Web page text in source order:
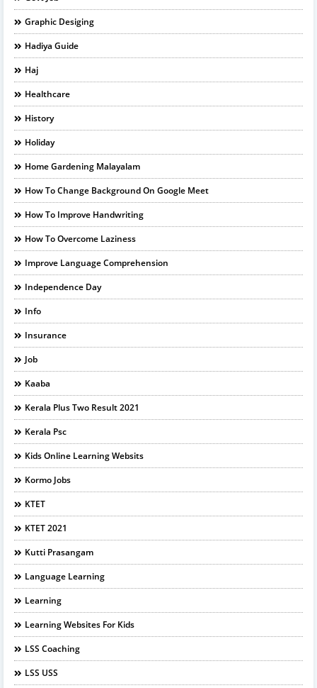
Graphic Desiging
Hadiya Guide
Haj
Healthcare
History
Holiday
Home Gardening Malayalam
How To Change Background On Google Meet
How To Improve Handwriting
How To Overcome Laziness
Improve Language Comprehension
Independence Day
Info
Insurance
Job
Kaaba
Kerala Plus Two Result 2021
Kerala Psc
Kids Online Learning Websits
Kormo Jobs
KTET
KTET 2021
Kutti Prasangam
Language Learning
Learning
Learning Websites For Kids
LSS Coaching
LSS USS